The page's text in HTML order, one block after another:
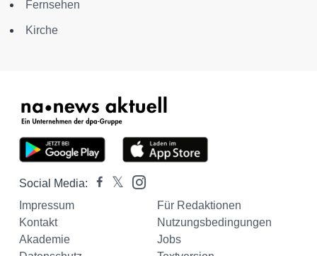
Fernsehen
Kirche
Social Media:
Impressum
Für Redaktionen
Kontakt
Nutzungsbedingungen
Akademie
Jobs